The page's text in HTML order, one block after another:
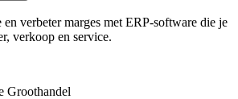
verbeter marges met ERP-software die je
verkoop en service.
Groothandel